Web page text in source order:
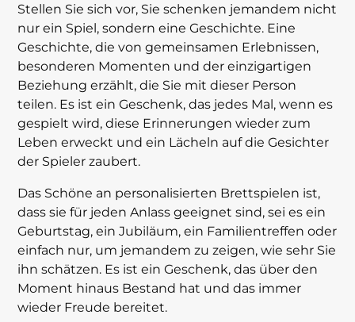
Stellen Sie sich vor, Sie schenken jemandem nicht
nur ein Spiel, sondern eine Geschichte. Eine
Geschichte, die von gemeinsamen Erlebnissen,
besonderen Momenten und der einzigartigen
Beziehung erzählt, die Sie mit dieser Person
teilen. Es ist ein Geschenk, das jedes Mal, wenn es
gespielt wird, diese Erinnerungen wieder zum
Leben erweckt und ein Lächeln auf die Gesichter
der Spieler zaubert.
Das Schöne an personalisierten Brettspielen ist,
dass sie für jeden Anlass geeignet sind, sei es ein
Geburtstag, ein Jubiläum, ein Familientreffen oder
einfach nur, um jemandem zu zeigen, wie sehr Sie
ihn schätzen. Es ist ein Geschenk, das über den
Moment hinaus Bestand hat und das immer
wieder Freude bereitet.